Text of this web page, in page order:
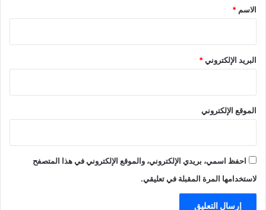
*
الاسم *
البريد الإلكتروني*
الموقع الإلكتروني
احفظ اسمي، بريدي الإلكتروني، والموقع الإلكتروني في هذا المتصفح
لاستخدامها المرة المقبلة في تعليقي.